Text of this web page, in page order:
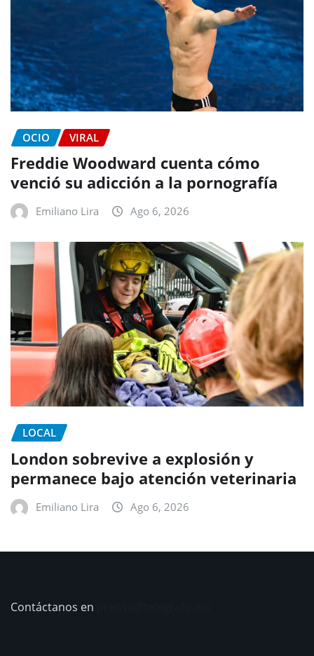
OCIO VIRAL
Freddie Woodward cuenta cómo
venció su adicción a la pornografía
Emiliano Lira Ago 6, 2026
LOCAL
London sobrevive a explosión y
permanece bajo atención veterinaria
Emiliano Lira Ago 6, 2026
Contáctanos en